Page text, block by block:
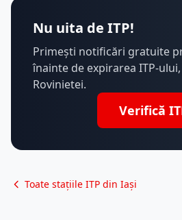
Nu uita de ITP!
Primești notificări gratuite
înainte de expirarea ITP-ului,
Rovinietei.
Verifică
Toate stațiile ITP din Iași